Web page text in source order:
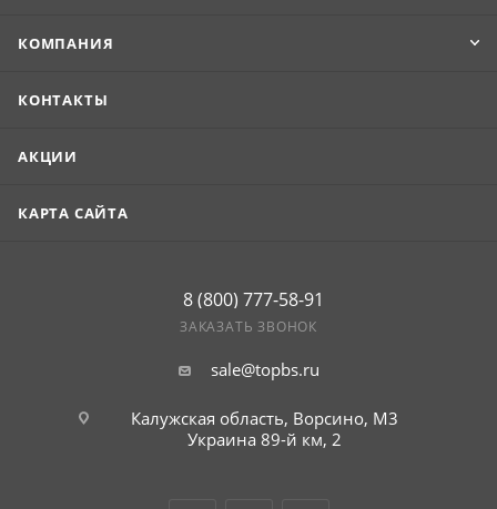
КОМПАНИЯ
КОНТАКТЫ
АКЦИИ
КАРТА САЙТА
8 (800) 777-58-91
ЗАКАЗАТЬ ЗВОНОК
sale@topbs.ru
Калужская область, Ворсино, М3
Украина 89-й км, 2